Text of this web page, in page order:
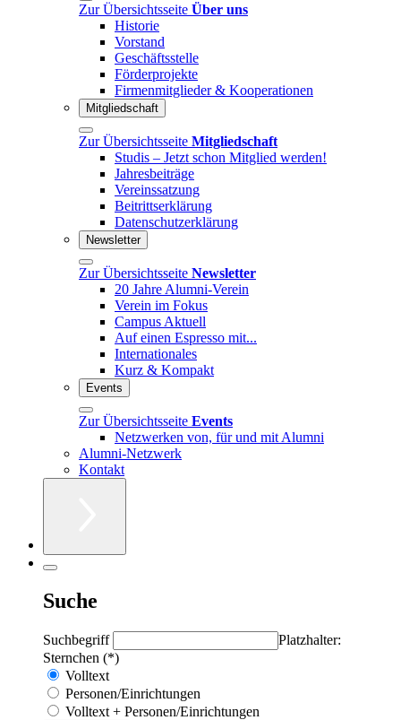
Zur Übersichtsseite Über uns
Historie
Vorstand
Geschäftsstelle
Förderprojekte
Firmenmitglieder & Kooperationen
Mitgliedschaft
Zur Übersichtsseite Mitgliedschaft
Studis – Jetzt schon Mitglied werden!
Jahresbeiträge
Vereinssatzung
Beitrittserklärung
Datenschutzerklärung
Newsletter
Zur Übersichtsseite Newsletter
20 Jahre Alumni-Verein
Verein im Fokus
Campus Aktuell
Auf einen Espresso mit...
Internationales
Kurz & Kompakt
Events
Zur Übersichtsseite Events
Netzwerken von, für und mit Alumni
Alumni-Netzwerk
Kontakt
Suche
Suchbegriff
Platzhalter:
Sternchen (*)
Volltext
Personen/Einrichtungen
Volltext + Personen/Einrichtungen